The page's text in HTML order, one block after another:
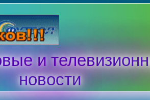
и
новости